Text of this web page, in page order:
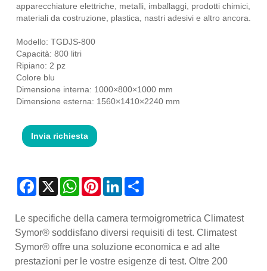
apparecchiature elettriche, metalli, imballaggi, prodotti chimici,
materiali da costruzione, plastica, nastri adesivi e altro ancora.
Modello: TGDJS-800
Capacità: 800 litri
Ripiano: 2 pz
Colore blu
Dimensione interna: 1000×800×1000 mm
Dimensione esterna: 1560×1410×2240 mm
Invia richiesta
Facebook
X WhatsAppPinterestLinkedIn
Le specifiche della camera termoigrometrica Climatest
Symor® soddisfano diversi requisiti di test. Climatest
Symor® offre una soluzione economica e ad alte
prestazioni per le vostre esigenze di test. Oltre 200